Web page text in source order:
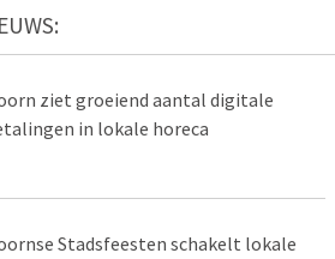
ziet groeiend aantal digitale
in lokale horeca
Stadsfeesten schakelt lokale